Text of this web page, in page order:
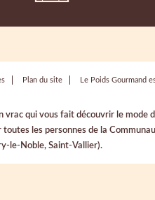
Plan du site Le Poids Gourmand
vrac qui vous fait découvrir le
les personnes de la
le-Noble, Saint-Vallier).